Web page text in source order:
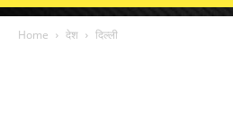
Home देश दिल्ली